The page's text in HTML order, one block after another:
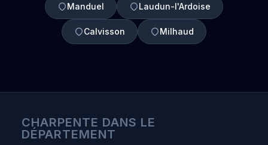
Manduel Laudun-l'Ardoise
Calvisson Milhaud
CHARPENTE DANS LE
DÉPARTEMENT